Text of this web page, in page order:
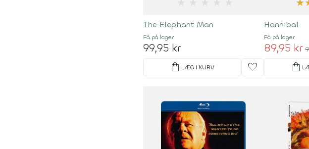
The Elephant Man
Få på lager
99,95 kr
shopping_bag LÆG I KURV favorite
★
Hannibal
Få på lager
89,95 kr
shopping_bag